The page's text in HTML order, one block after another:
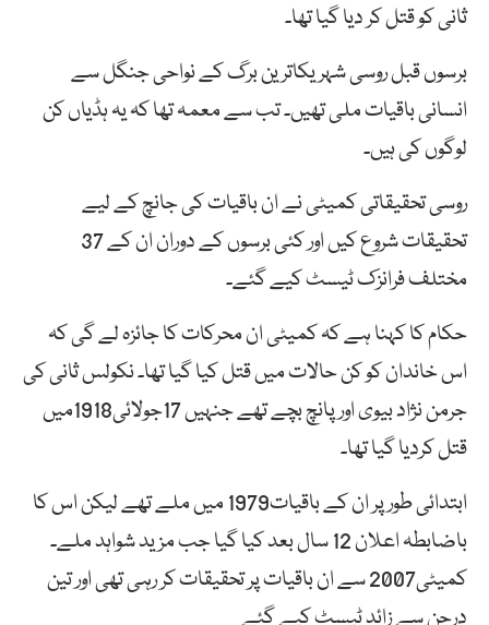
ثانی کو قتل کر دیا گیا تھا۔
برسوں قبل روسی شہر یکاترین برگ کے نواحی جنگل سے
انسانی باقیات ملی تھیں۔ تب سے معمہ تھا کہ یہ ہڈیاں کن
لوگوں کی ہیں۔
روسی تحقیقاتی کمیٹی نے ان باقیات کی جانچ کے لیے
تحقیقات شروع کیں اور کئی برسوں کے دوران ان کے 37
مختلف فرانزک ٹیسٹ کیے گئے۔
حکام کا کہنا ہے کہ کمیٹی ان محرکات کا جائزہ لے گی کہ
اس خاندان کو کن حالات میں قتل کیا گیا تھا۔ نکولس ثانی کی
جرمن نژاد بیوی اور پانچ بچے تھے جنہیں 17جولائی1918میں
قتل کردیا گیا تھا۔
ابتدائی طور پر ان کے باقیات1979 میں ملے تھے لیکن اس کا
باضابطہ اعلان 12 سال بعد کیا گیا جب مزید شواہد ملے۔
کمیٹی2007 سے ان باقیات پر تحقیقات کر رہی تھی اور تین
درجن سے زائد ٹیسٹ کیے گئے